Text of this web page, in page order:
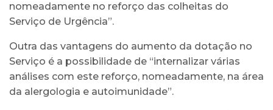
nomeadamente no reforço das colheitas do
Serviço de Urgência”.
Outra das vantagens do aumento da dotação no
Serviço é a possibilidade de “internalizar várias
análises com este reforço, nomeadamente, na área
da alergologia e autoimunidade”.